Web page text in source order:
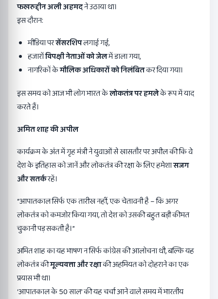
फखरुद्दीन अली अहमदने उठाया था।
इस दौरान:
मीडिया परसेंसरशिपलगाई गई,
हजारोंविपक्षी नेताओं को जेलमें डाला गया,
नागरिकों केमौलिक अधिकारों को निलंबितकर दिया गया।
इस समय को आज भी लोग भारत केलोकतंत्र पर हमलेके रूप में याद
करते हैं।
अमित शाह की अपील
कार्यक्रम के अंत में गृह मंत्री ने युवाओं से खासतौर पर अपील की कि वे
देश के इतिहास को जानें और लोकतंत्र की रक्षा के लिए हमेशासजग
और सतर्करहें।
“आपातकाल सिर्फ एक तारीख नहीं, एक चेतावनी है – कि अगर
लोकतंत्र को कमजोर किया गया, तो देश को उसकी बहुत बड़ी कीमत
चुकानी पड़ सकती है।”
अमित शाह का यह भाषण न सिर्फ कांग्रेस की आलोचना थी, बल्कि यह
लोकतंत्र कीमूल्यवत्ता और रक्षाकी अहमियत को दोहराने का एक
प्रयास भी था।
‘आपातकाल के 50 साल’ की यह चर्चा आने वाले समय में भारतीय